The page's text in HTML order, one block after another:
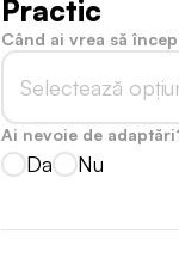
Practic
Când ai vrea să
Selectează
Ai nevoie de
Da Nu